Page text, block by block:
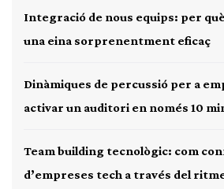
Integració de nous equips: per
una eina sorprenentment eficaç
Dinàmiques de percussió per a
activar un auditori en només 10
Team building tecnològic: com
d’empreses tech a través del